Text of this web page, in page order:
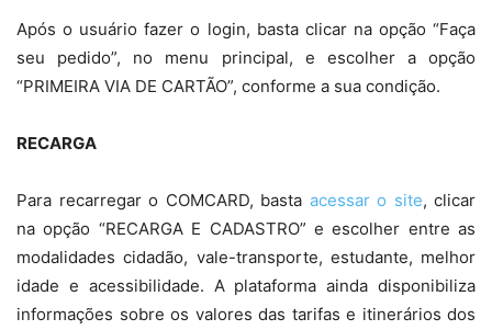
Após o usuário fazer o login, basta clicar na opção “Faça
seu pedido”, no menu principal, e escolher a opção
“PRIMEIRA VIA DE CARTÃO”, conforme a sua condição.
RECARGA
Para recarregar o COMCARD, basta acessar o site, clicar
na opção “RECARGA E CADASTRO” e escolher entre as
modalidades cidadão, vale-transporte, estudante, melhor
idade e acessibilidade. A plataforma ainda disponibiliza
informações sobre os valores das tarifas e itinerários dos